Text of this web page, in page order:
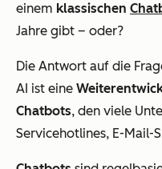
einem klassischen
Jahre gibt – oder?
Die Antwort auf die
AI ist eine
Chatbots, den viele
Servicehotlines, E-Mail-